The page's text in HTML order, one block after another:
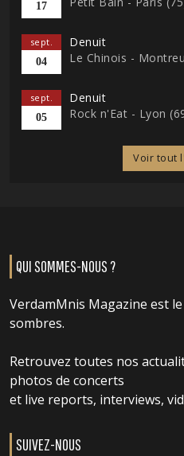
17
sept.
04
Denuit
Le Chinois -
sept.
05
Denuit
Rock n'Eat - Lyon
Voir tout
QUI SOMMES-NOUS ?
VerdamMnis Magazine est
sombres.
Retrouvez toutes nos
photos de concerts
et live reports, interviews,
SUIVEZ-NOUS